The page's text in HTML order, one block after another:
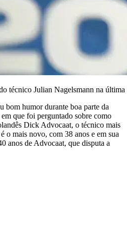
técnico Julian Nagelsmann na
bom humor durante boa parte da
que foi perguntado sobre como
Dick Advocaat, o técnico mais
o mais novo, com 38 anos e em sua
anos de Advocaat, que disputa a